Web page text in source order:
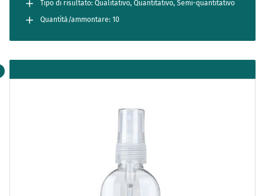
Tipo di risultato: Qualitativo, Quantitativo, Semi-quantitativo
Quantità/ammontare: 10